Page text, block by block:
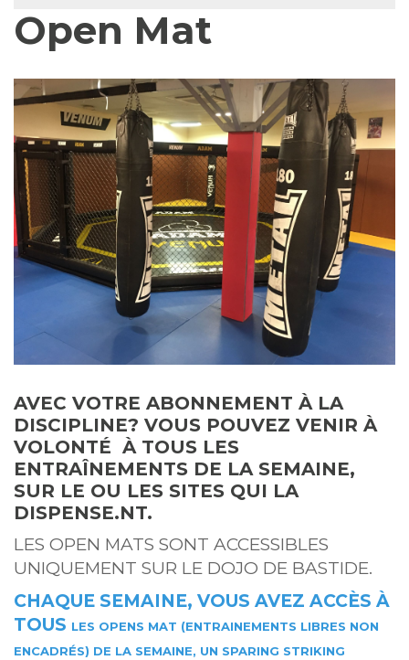
Open Mat
AVEC VOTRE ABONNEMENT À LA
DISCIPLINE? VOUS POUVEZ VENIR À
VOLONTÉ À TOUS LES
ENTRAÎNEMENTS DE LA SEMAINE,
SUR LE OU LES SITES QUI LA
DISPENSE.NT.
LES OPEN MATS SONT ACCESSIBLES
UNIQUEMENT SUR LE DOJO DE BASTIDE.
CHAQUE SEMAINE, VOUS AVEZ ACCÈS À
TOUS LES OPENS MAT (ENTRAINEMENTS LIBRES NON
ENCADRÉS) DE LA SEMAINE, UN SPARING STRIKING